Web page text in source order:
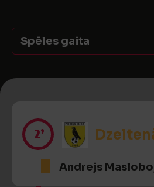
Spēles gaita
2’
Andrejs